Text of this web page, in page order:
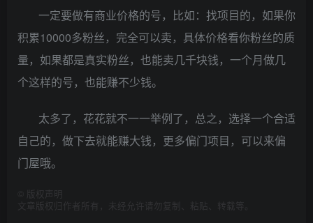
一定要做有商业价格的号，比如：找项目的，如果你
积累10000多粉丝，完全可以卖，具体价格看你粉丝的质
量，如果都是真实粉丝，也能卖几千块钱，一个月做几
个这样的号，也能赚不少钱。
太多了，花花就不一一举例了，总之，选择一个合适
自己的，做下去就能赚大钱，更多偏门项目，可以来偏
门屋哦。
版权声明
文章版权归作者所有，未经允许请勿复制、粘贴、转载等。